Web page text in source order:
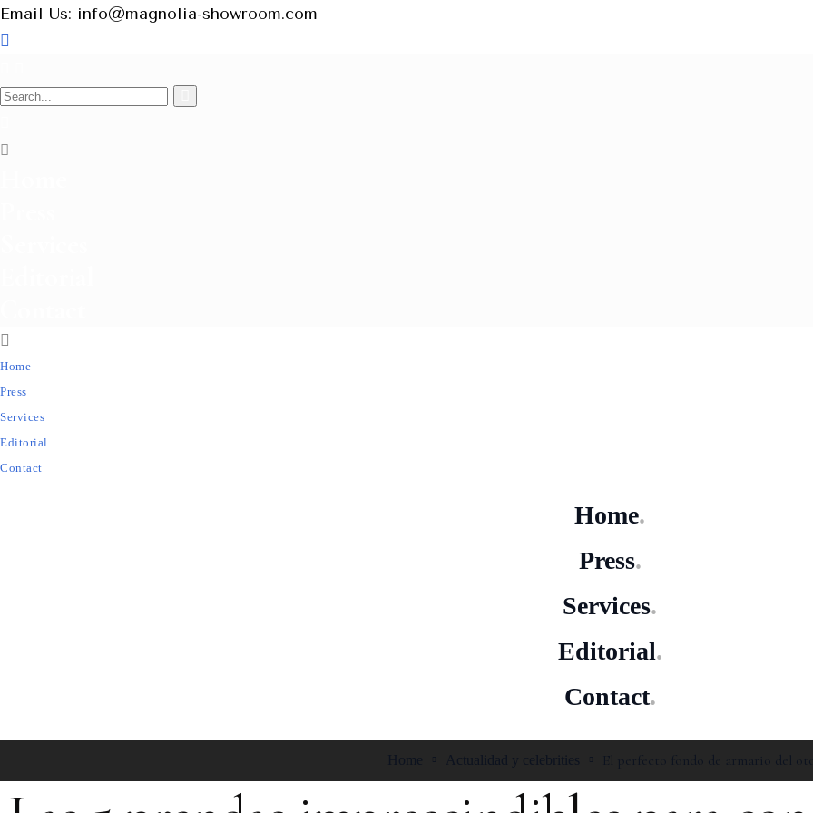
Email Us: info@magnolia-showroom.com
Home
Press
Services
Editorial
Contact
Home
Press
Services
Editorial
Contact
Home Actualidad y celebrities El perfecto fondo de armario del